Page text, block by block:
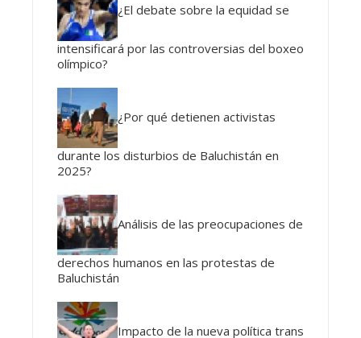
¿El debate sobre la equidad se
intensificará por las controversias del boxeo
olímpico?
¿Por qué detienen activistas
durante los disturbios de Baluchistán en
2025?
Análisis de las preocupaciones de
derechos humanos en las protestas de
Baluchistán
Impacto de la nueva política trans